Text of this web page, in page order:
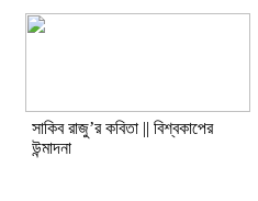
সাকিব রাজু’র কবিতা || বিশ্বকাপের
উন্মাদনা